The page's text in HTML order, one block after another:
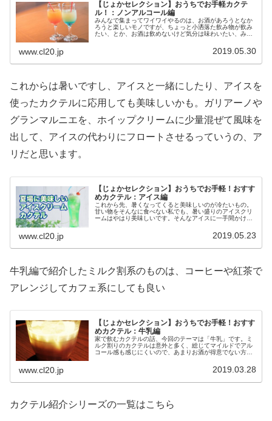
【じょかセレクション】おうちでお手軽カクテ
ル！：ノンアルコール編
みんなで集まってワイワイやるのは、お酒があろうとなか
ろうと楽しいモノですが、ちょっと小洒落た飲み物が飲み
たい、とか、お酒は飲めないけど気分は味わいたい、みた
www.cl20.jp 2019.05.30
これからは暑いですし、アイスと一緒にしたり、アイスを
使ったカクテルに応用しても美味しいかも。ガリアーノや
グランマルニエを、ホイップクリームに少量混ぜて風味を
出して、アイスの代わりにフロートさせるっていうの、ア
リだと思います。
【じょかセレクション】おうちでお手軽！おすす
めカクテル：アイス編
これから先、暑くなってくると美味しいのが冷たいもの。
甘い物をそんなに食べない私でも、暑い盛りのアイスクリ
ームはやはり美味しいです。そんなアイスに一手間かけて
www.cl20.jp 2019.05.23
牛乳編で紹介したミルク割系のものは、コーヒーや紅茶で
アレンジしてカフェ系にしても良い
【じょかセレクション】おうちでお手軽！おすす
めカクテル：牛乳編
家で飲むカクテルの話、今回のテーマは「牛乳」です。ミ
ルク割りのカクテルは意外と多く、総じてマイルドでアル
コール感も感じにくいので、あまりお酒が得意でない方に
www.cl20.jp 2019.03.28
カクテル紹介シリーズの一覧はこちら